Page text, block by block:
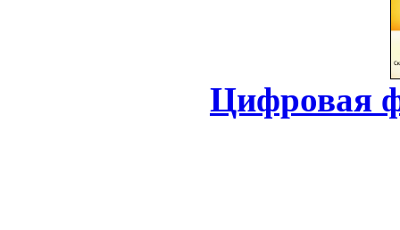
Цифровая